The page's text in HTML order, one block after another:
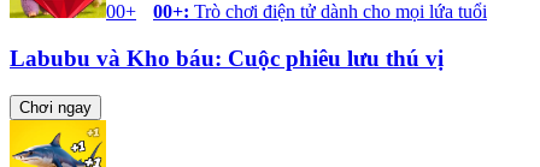
00+ 00+: Trò chơi điện tử dành cho mọi lứa tuổi
Labubu và Kho báu: Cuộc phiêu lưu thú vị
Chơi ngay